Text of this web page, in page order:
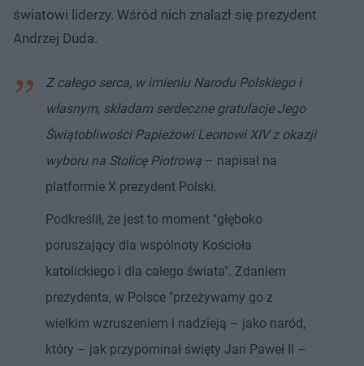
światowi liderzy. Wśród nich znalazł się prezydent
Andrzej Duda.
Z całego serca, w imieniu Narodu Polskiego i
własnym, składam serdeczne gratulacje Jego
Świątobliwości Papieżowi Leonowi XIV z okazji
wyboru na Stolicę Piotrową – napisał na
platformie X prezydent Polski.
Podkreślił, że jest to moment "głęboko
poruszający dla wspólnoty Kościoła
katolickiego i dla całego świata". Zdaniem
prezydenta, w Polsce "przeżywamy go z
wielkim wzruszeniem i nadzieją – jako naród,
który – jak przypominał święty Jan Paweł II –